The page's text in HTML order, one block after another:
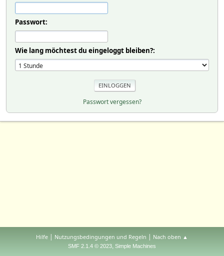
Passwort:
Wie lang möchtest du eingeloggt bleiben?:
Passwort vergessen?
Hilfe | Nutzungsbedingungen und Regeln | Nach oben ▲
SMF 2.1.4 © 2023, Simple Machines